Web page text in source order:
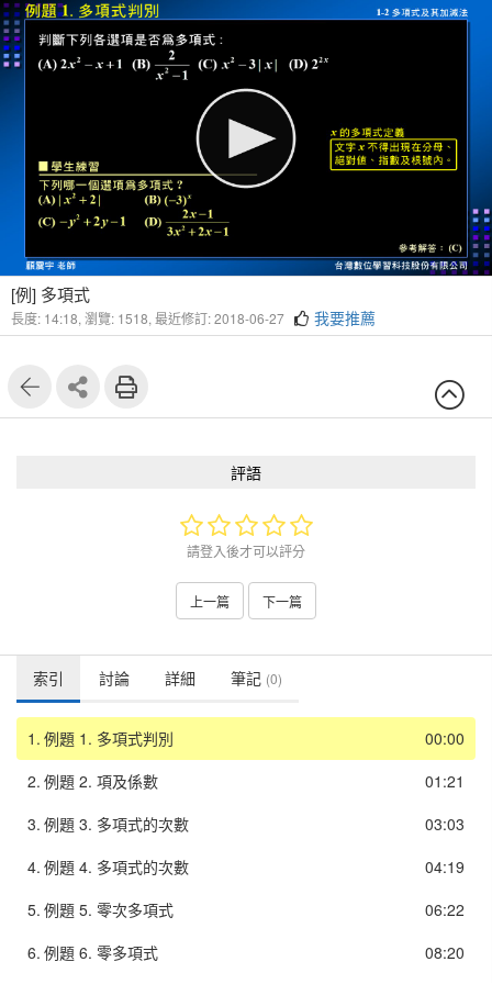
17
[例] 多項式
長度: 14:18, 瀏覽: 1518, 最近修訂: 2018-06-27 我要推薦
評語
請登入後才可以評分
上一篇 下一篇
索引 討論 詳細 筆記 (0)
00:00
1. 例題 1. 多項式判別
01:21
2. 例題 2. 項及係數
03:03
3. 例題 3. 多項式的次數
04:19
4. 例題 4. 多項式的次數
06:22
5. 例題 5. 零次多項式
08:20
6. 例題 6. 零多項式